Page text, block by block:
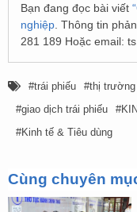
Bạn đang đọc bài viết
nghiệp . Thông tin
281 189 Hoặc email:
trái phiếu thị trường
giao dịch trái phiếu
Kinh tế & Tiêu dùng
Cùng chuyên